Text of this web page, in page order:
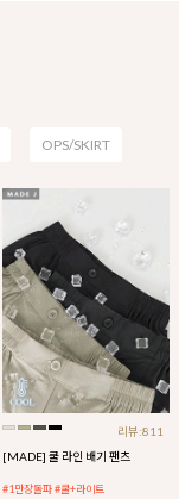
OPS/SKIRT
리뷰:811
[MADE] 쿨 라인 배기 팬츠
#1만장돌파 #쿨+라이트